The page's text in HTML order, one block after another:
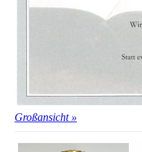
Großansicht »